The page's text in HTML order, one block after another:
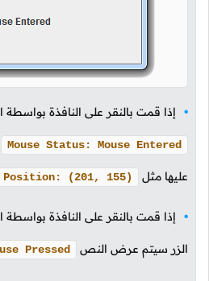
إذا قمت بالنقر على النافذة
Mouse Status: Mouse Entered
عليها مثل Position: (201, 155)
إذا قمت بالنقر على النافذة
الزر سيتم عرض النص Pressed